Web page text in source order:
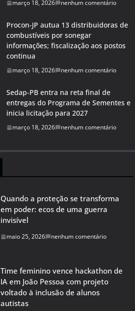
março 18, 2026 nenhum comentário
Procon-JP autua 13 distribuidoras de
combustíveis por sonegar
informações; fiscalização aos postos
continua
março 18, 2026 nenhum comentário
Sedap-PB entra na reta final de
entregas do Programa de Sementes e
inicia licitação para 2027
março 18, 2026 nenhum comentário
Quando a proteção se transforma
em poder: ecos de uma guerra
invisível
maio 25, 2026 nenhum comentário
Time feminino vence hackathon de
IA em João Pessoa com projeto
voltado à inclusão de alunos
autistas